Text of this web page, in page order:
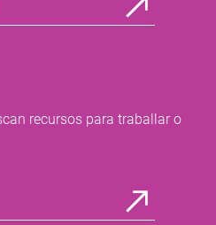
recursos para traballar o